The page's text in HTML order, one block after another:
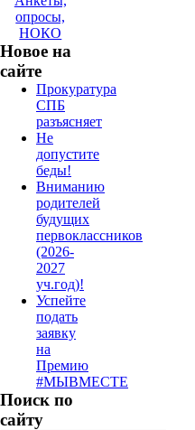
опросы,
НОКО
Новое на
сайте
Прокуратура
СПБ
разъясняет
Не
допустите
беды!
Вниманию
родителей
будущих
первоклассников
(2026-
2027
уч.год)!
Успейте
подать
заявку
на
Премию
#МЫВМЕСТЕ
Поиск по
сайту